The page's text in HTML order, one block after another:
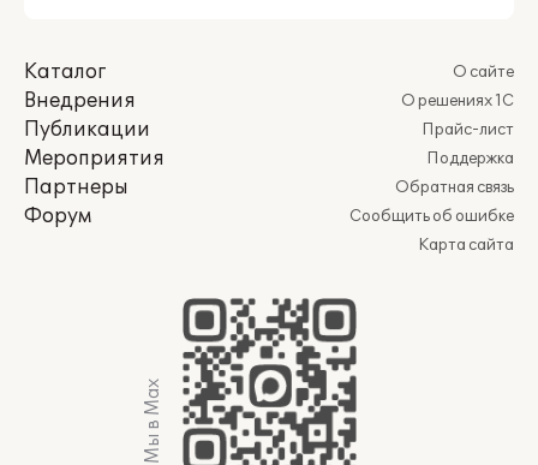
Каталог
Внедрения
Публикации
Мероприятия
Партнеры
Форум
О сайте
О решениях 1С
Прайс-лист
Поддержка
Обратная связь
Сообщить об ошибке
Карта сайта
Мы в Max